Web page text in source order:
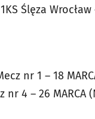
1KS Ślęza
nr 1 – 18
nr 4 – 26 MARCA